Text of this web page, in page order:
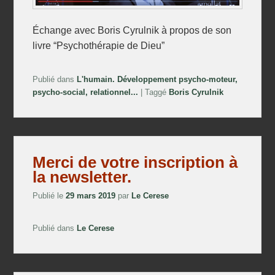
Échange avec Boris Cyrulnik à propos de son
livre “Psychothérapie de Dieu”
Publié dans L'humain. Développement psycho-moteur,
psycho-social, relationnel...
|Taggé Boris Cyrulnik
Merci de votre inscription à
la newsletter.
Publié le29 mars 2019 parLe Cerese
Publié dans Le Cerese